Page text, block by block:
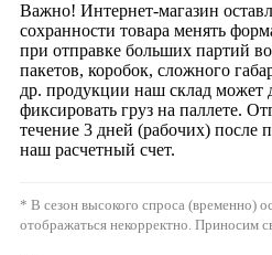
Важно! Интернет-магазин
сохранности товара менять
при отправке больших партий
пакетов, коробок, сложного
др. продукции наш склад может
фиксировать груз на паллете.
течение 3 дней (рабочих) после
наш расчетный счет.
* В сезон высокого спроса (временно)
отображаться некорректно. Приносим